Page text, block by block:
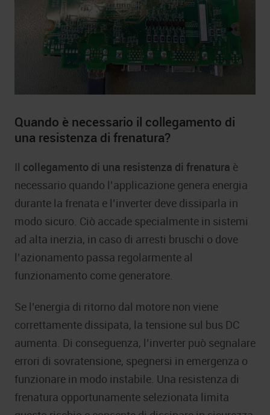
Quando è necessario il collegamento di
una resistenza di frenatura?
Il collegamento di una resistenza di frenatura è
necessario quando l’applicazione genera energia
durante la frenata e l’inverter deve dissiparla in
modo sicuro. Ciò accade specialmente in sistemi
ad alta inerzia, in caso di arresti bruschi o dove
l’azionamento passa regolarmente al
funzionamento come generatore.
Se l’energia di ritorno dal motore non viene
correttamente dissipata, la tensione sul bus DC
aumenta. Di conseguenza, l’inverter può segnalare
errori di sovratensione, spegnersi in emergenza o
funzionare in modo instabile. Una resistenza di
frenatura opportunamente selezionata limita